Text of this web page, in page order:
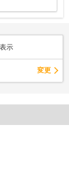
示
変更